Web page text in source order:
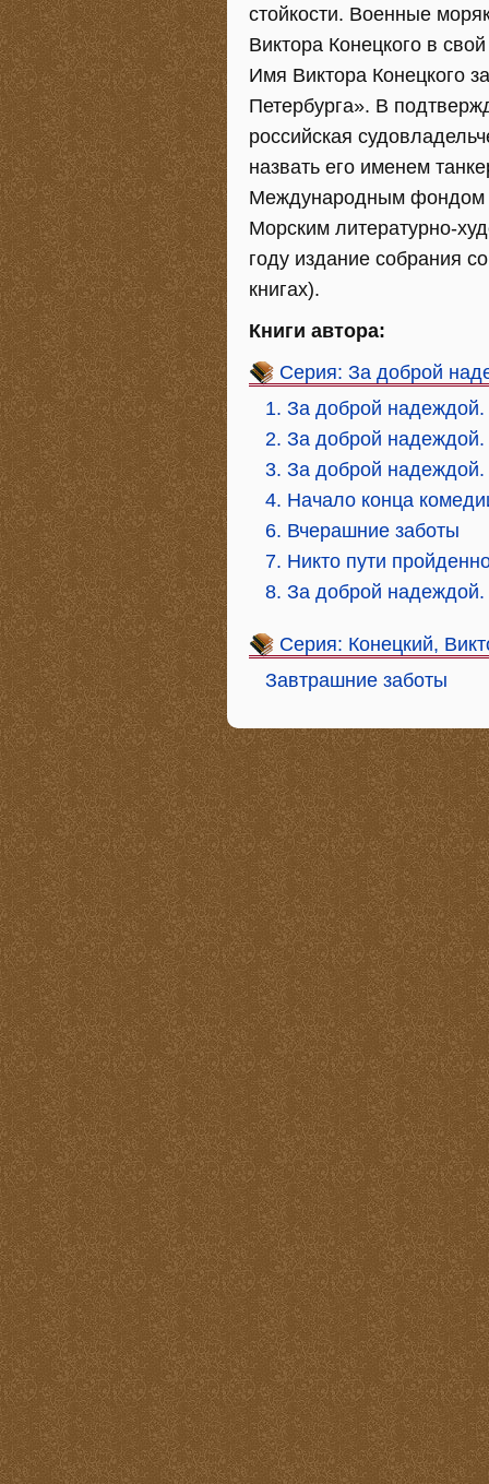
стойкости. Военные
Виктора Конецкого в
Имя Виктора Конецкого
Петербурга». В
российская
назвать его именем
Международным фондом
Морским литературно-
году издание собрания
книгах).
Книги автора:
Серия: За доброй
1. За доброй
2. За доброй
3. За доброй
4. Начало конца
6. Вчерашние заботы
7. Никто пути
8. За доброй
Серия: Конецкий,
Завтрашние заботы